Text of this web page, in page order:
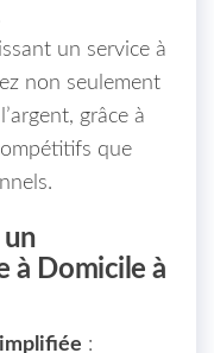
un service à
non seulement
grâce à
que
à Domicile à
: